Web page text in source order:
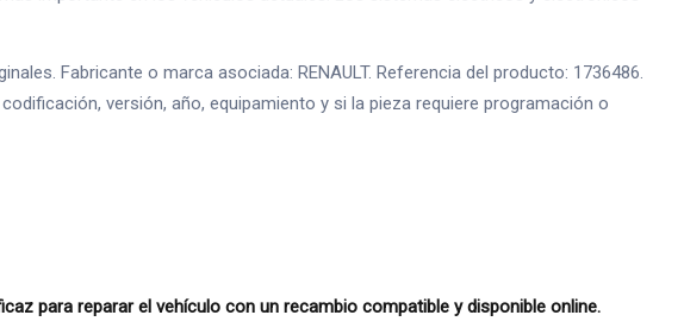
Fabricante o marca asociada: RENAULT. Referencia del producto: 1736486.
versión, año, equipamiento y si la pieza requiere programación o
para reparar el vehículo con un recambio compatible y disponible online.